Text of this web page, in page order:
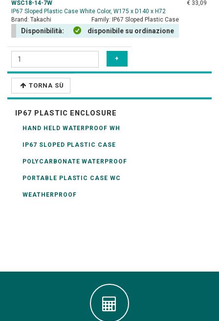
WSC18-14-7W
IP67 Sloped Plastic Case White Color, W175 x D140 x H72
Brand: Takachi Family: IP67 Sloped Plastic Case
Disponibilità: disponibile su ordinazione
€ 33,09
TORNA SÙ
IP67 PLASTIC ENCLOSURE
HAND HELD WATERPROOF WH
IP67 SLOPED PLASTIC CASE
POLYCARBONATE WATERPROOF
PORTABLE PLASTIC CASE WC
WEATHERPROOF